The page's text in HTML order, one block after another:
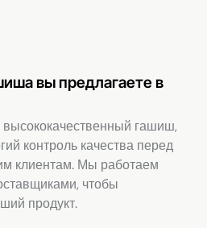
вы предлагаете в
гашиш,
контроль качества перед
клиентам. Мы работаем
чтобы
продукт.